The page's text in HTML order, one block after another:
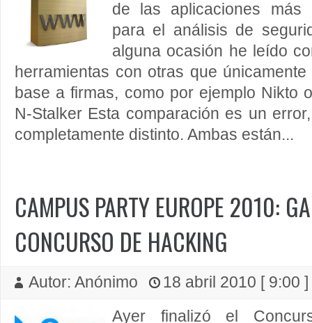
de las aplicaciones más
para el análisis de
alguna ocasión he leído
herramientas con otras que
base a firmas, como por ejemplo Nikto
N-Stalker Esta comparación es un
completamente distinto. Ambas están...
CAMPUS PARTY EUROPE 2010:
CONCURSO DE HACKING
Autor: Anónimo
18 abril 2010 [ 9:00 ]
Ayer finalizó el